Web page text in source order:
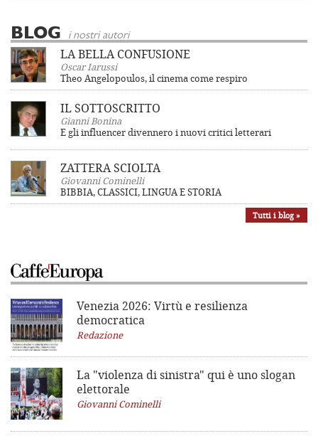
BLOG i nostri autori
LA BELLA CONFUSIONE
Oscar Iarussi
Theo Angelopoulos, il cinema come respiro
IL SOTTOSCRITTO
Gianni Bonina
E gli influencer divennero i nuovi critici letterari
ZATTERA SCIOLTA
Giovanni Cominelli
BIBBIA, CLASSICI, LINGUA E STORIA
Tutti i blog »
Venezia 2026: Virtù e resilienza
democratica
Redazione
La "violenza di sinistra" qui è uno slogan
elettorale
Giovanni Cominelli